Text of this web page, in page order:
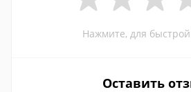
Нажмите, для
Оставить